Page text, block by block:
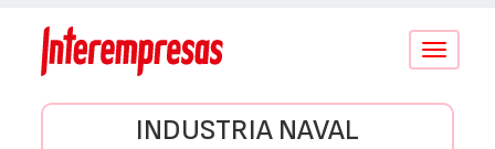
Conmutar
INDUSTRIA NAVAL